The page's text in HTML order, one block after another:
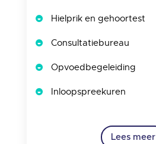
Hielprik en gehoortest
Consultatiebureau
Opvoedbegeleiding
Inloopspreekuren
Lees meer